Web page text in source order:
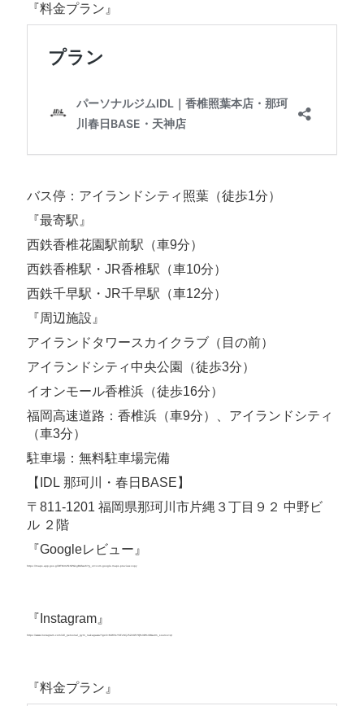
『料金プラン』
バス停：アイランドシティ照葉（徒歩1分）
『最寄駅』
西鉄香椎花園駅前駅（車9分）
西鉄香椎駅・JR香椎駅（車10分）
西鉄千早駅・JR千早駅（車12分）
『周辺施設』
アイランドタワースカイクラブ（目の前）
アイランドシティ中央公園（徒歩3分）
イオンモール香椎浜（徒歩16分）
福岡高速道路：香椎浜（車9分）、アイランドシティ
（車3分）
駐車場：無料駐車場完備
【IDL 那珂川・春日BASE】
〒811-1201 福岡県那珂川市片縄３丁目９２ 中野ビ
ル ２階
『Googleレビュー』
https://maps.app.goo.gl/DTMmPkSPG1gBUfwe6?g_st=com.google.maps.preview.copy
『Instagram』
https://www.instagram.com/idl_personal_gym_nakagawa?igsh=MWVsYXFxMjJ5Z2U5YQ%3D%3D&utm_source=qr
『料金プラン』